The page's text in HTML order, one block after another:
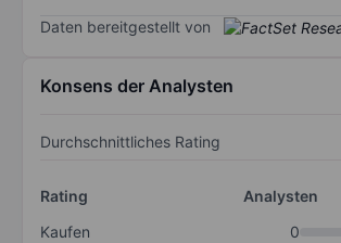
Daten bereitgestellt von
Konsens der Analysten
Durchschnittliches Rating
Rating
Analysten
Kaufen
0